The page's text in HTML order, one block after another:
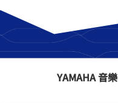
YAMAHA 音樂